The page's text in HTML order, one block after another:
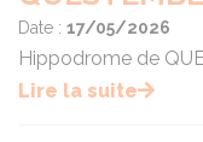
Date : 17/05/2026
Hippodrome de
Lire la suite